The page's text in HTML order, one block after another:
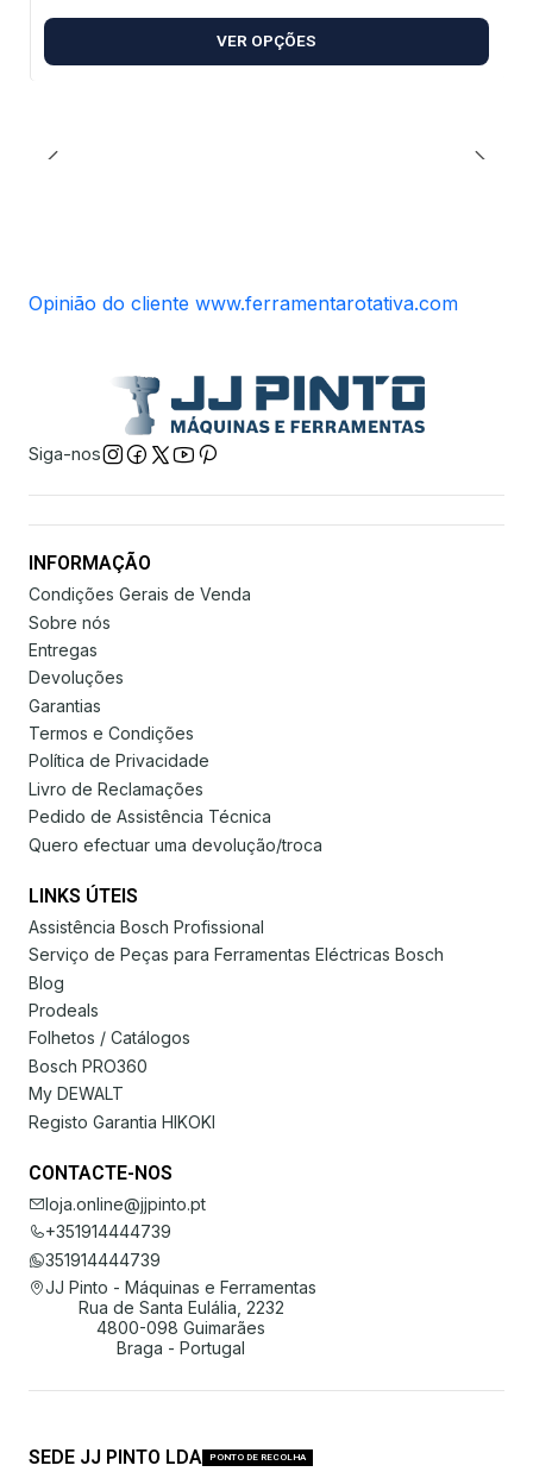
VER OPÇÕES
Opinião do cliente www.ferramentarotativa.com
Siga-nos
INFORMAÇÃO
Condições Gerais de Venda
Sobre nós
Entregas
Devoluções
Garantias
Termos e Condições
Política de Privacidade
Livro de Reclamações
Pedido de Assistência Técnica
Quero efectuar uma devolução/troca
LINKS ÚTEIS
Assistência Bosch Profissional
Serviço de Peças para Ferramentas Eléctricas Bosch
Blog
Prodeals
Folhetos / Catálogos
Bosch PRO360
My DEWALT
Registo Garantia HIKOKI
CONTACTE-NOS
loja.online@jjpinto.pt
+351914444739
351914444739
JJ Pinto - Máquinas e Ferramentas
Rua de Santa Eulália, 2232
4800-098 Guimarães
Braga - Portugal
SEDE JJ PINTO LDA PONTO DE RECOLHA